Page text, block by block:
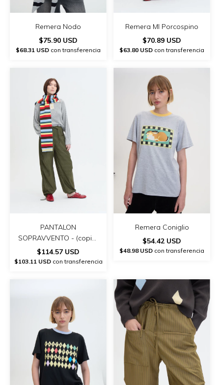
Remera Nodo
$75.90 USD
$68.31 USD con transferencia
Remera Ml Porcospino
$70.89 USD
$63.80 USD con transferencia
PANTALON
SOPRAVVENTO - (copia)
- (copia) - (copia)
$114.57 USD
$103.11 USDcon transferencia
Remera Coniglio
$54.42 USD
$48.98 USD con transferencia